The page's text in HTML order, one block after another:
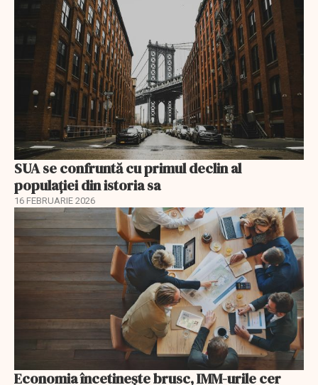
SUA se confruntă cu primul declin al
populației din istoria sa
16 FEBRUARIE 2026
Economia încetinește brusc, IMM-urile cer